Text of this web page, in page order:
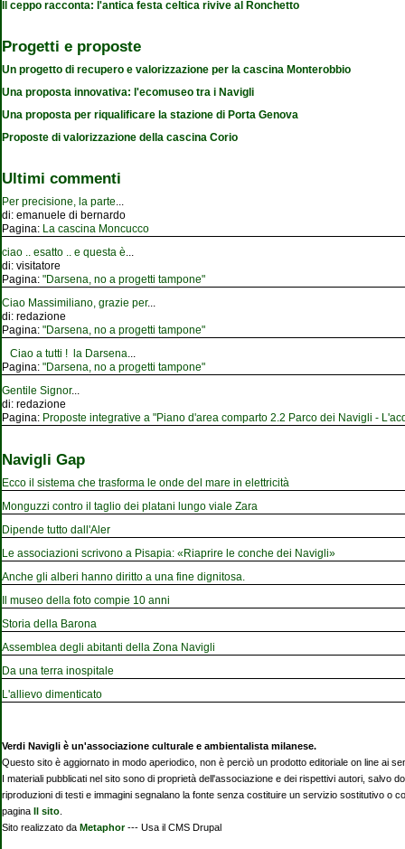
Il ceppo racconta: l'antica festa celtica rivive al Ronchetto
Progetti e proposte
Un progetto di recupero e valorizzazione per la cascina Monterobbio
Una proposta innovativa: l'ecomuseo tra i Navigli
Una proposta per riqualificare la stazione di Porta Genova
Proposte di valorizzazione della cascina Corio
Ultimi commenti
Per precisione, la parte
di: emanuele di bernardo
Pagina: La cascina Moncucco
ciao .. esatto .. e questa è
di: visitatore
Pagina: "Darsena, no a progetti tampone"
Ciao Massimiliano, grazie per...
di: redazione
Pagina: "Darsena, no a progetti tampone"
Ciao a tutti ! la Darsena
Pagina: "Darsena, no a progetti tampone"
Gentile Signor...
di: redazione
Pagina: Proposte integrative a "Piano d'area comparto 2.2 Parco dei Navigli -
Navigli Gap
Ecco il sistema che trasforma le onde del mare in elettricità
Monguzzi contro il taglio dei platani lungo viale Zara
Dipende tutto dall'Aler
Le associazioni scrivono a Pisapia: «Riaprire le conche dei Navigli»
Anche gli alberi hanno diritto a una fine dignitosa.
Il museo della foto compie 10 anni
Storia della Barona
Assemblea degli abitanti della Zona Navigli
Da una terra inospitale
L'allievo dimenticato
Verdi Navigli è un'associazione culturale e ambientalista milanese.
Questo sito è aggiornato in modo aperiodico, non è perciò un prodotto editoriale on line ai
I materiali pubblicati nel sito sono di proprietà dell'associazione e dei rispettivi autori, salvo
riproduzioni di testi e immagini segnalano la fonte senza costituire un servizio sostitutivo o
pagina Il sito
Sito realizzato da Metaphor--- Usa il CMS Drupal